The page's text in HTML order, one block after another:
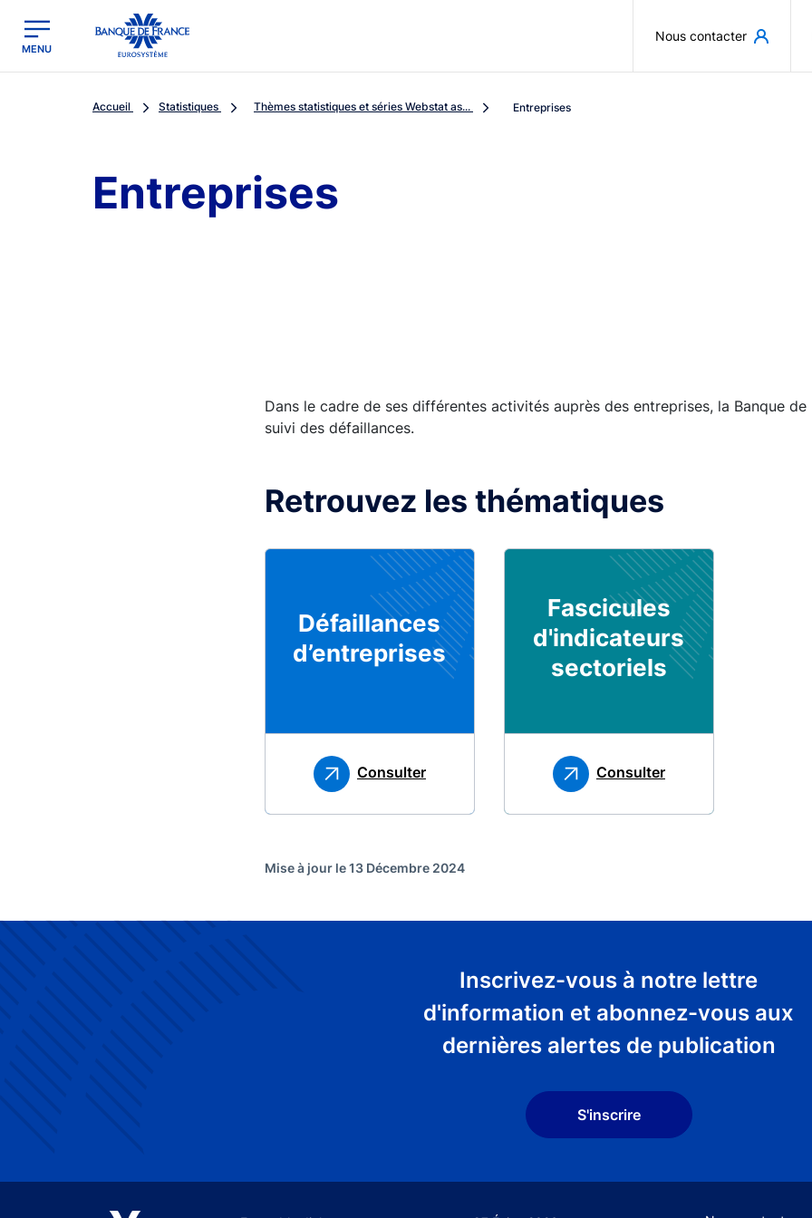
Banque de France - Menu Principal
MENU
Nous contacter
Accueil Statistiques Thèmes statistiques et séries Webstat as... Entreprises
Entreprises
Dans le cadre de ses différentes activités auprès des entreprises, la Banque de
suivi des défaillances.
Retrouvez les thématiques
Défaillances
d’entreprises
Consulter
Fascicules
d'indicateurs
sectoriels
Consulter
Mise à jour le 13 Décembre 2024
Inscrivez-vous à notre lettre
d'information et abonnez-vous aux
dernières alertes de publication
S'inscrire